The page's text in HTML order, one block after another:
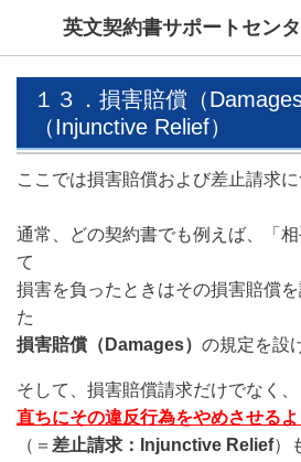
英文契約書サポートセン
１３．損害賠償（
（Injunctive Relief）
ここでは損害賠償および差止請求に
通常、どの契約書でも例えば、「
て
損害を負ったときはその損害賠償
た
損害賠償（Damages） の規定を設
そして、損害賠償請求だけでなく、
直ちにその違反行為をやめさせる
（＝ 差止請求：Injunctive Relief）